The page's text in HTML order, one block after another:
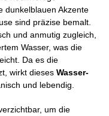
dunkelblauen Akzente
sind präzise bemalt.
und anmutig zugleich,
Wasser, was die
Da es die
wirkt dieses Wasser-
und lebendig.
um die